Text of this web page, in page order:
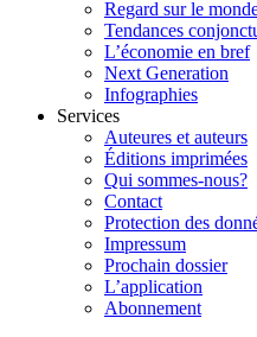
Regard sur le
Tendances
L’économie en bref
Next Generation
Infographies
Services
Auteures et auteurs
Éditions imprimées
Qui sommes-nous?
Contact
Protection des
Impressum
Prochain dossier
L’application
Abonnement